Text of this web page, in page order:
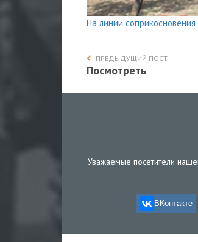
На линии соприкосновения
ПРЕДЫДУЩИЙ ПОСТ
Посмотреть
Уважаемые посетители
ВКонтакте